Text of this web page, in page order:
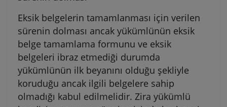
Eksik belgelerin tamamlanması için verilen
sürenin dolması ancak yükümlünün eksik
belge tamamlama formunu ve eksik
belgeleri ibraz etmediği durumda
yükümlünün ilk beyanını olduğu şekliyle
koruduğu ancak ilgili belgelere sahip
olmadığı kabul edilmelidir. Zira yükümlü